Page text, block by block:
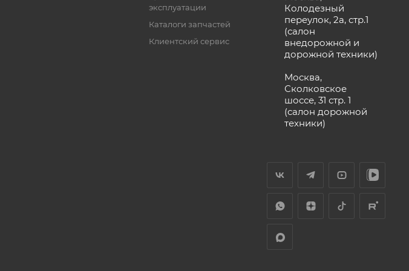
эксплуатации
Каталоги запчастей
Клиентский сервис
Колодезный
переулок, 2а, стр.1
(салон
внедорожной и
дорожной техники)
Москва,
Сколковское
шоссе, 31 стр. 1
(салон дорожной
техники)